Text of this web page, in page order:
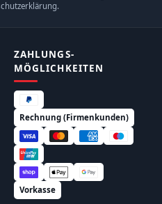
ZAHLUNGS­
MÖGLICHKEITEN
Rechnung (Firmenkunden)
Vorkasse